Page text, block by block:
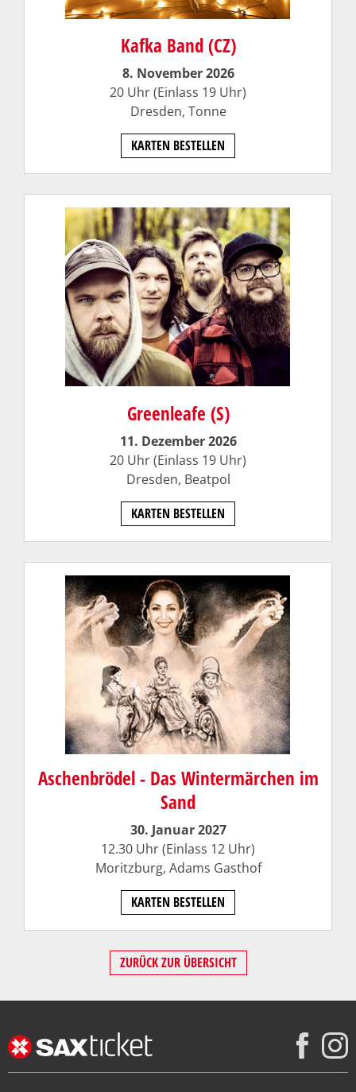
Kafka Band (CZ)
8. November 2026
20 Uhr (Einlass 19 Uhr)
Dresden, Tonne
KARTEN BESTELLEN
Greenleafe (S)
11. Dezember 2026
20 Uhr (Einlass 19 Uhr)
Dresden, Beatpol
KARTEN BESTELLEN
Aschenbrödel - Das Wintermärchen im
Sand
30. Januar 2027
12.30 Uhr (Einlass 12 Uhr)
Moritzburg, Adams Gasthof
KARTEN BESTELLEN
ZURÜCK ZUR ÜBERSICHT